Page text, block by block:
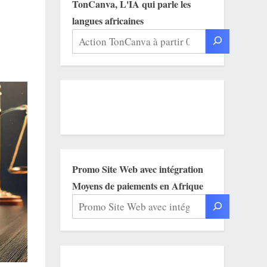
TonCanva, L'IA qui parle les
langues africaines
Promo Site Web avec intégration
Moyens de paiements en Afrique